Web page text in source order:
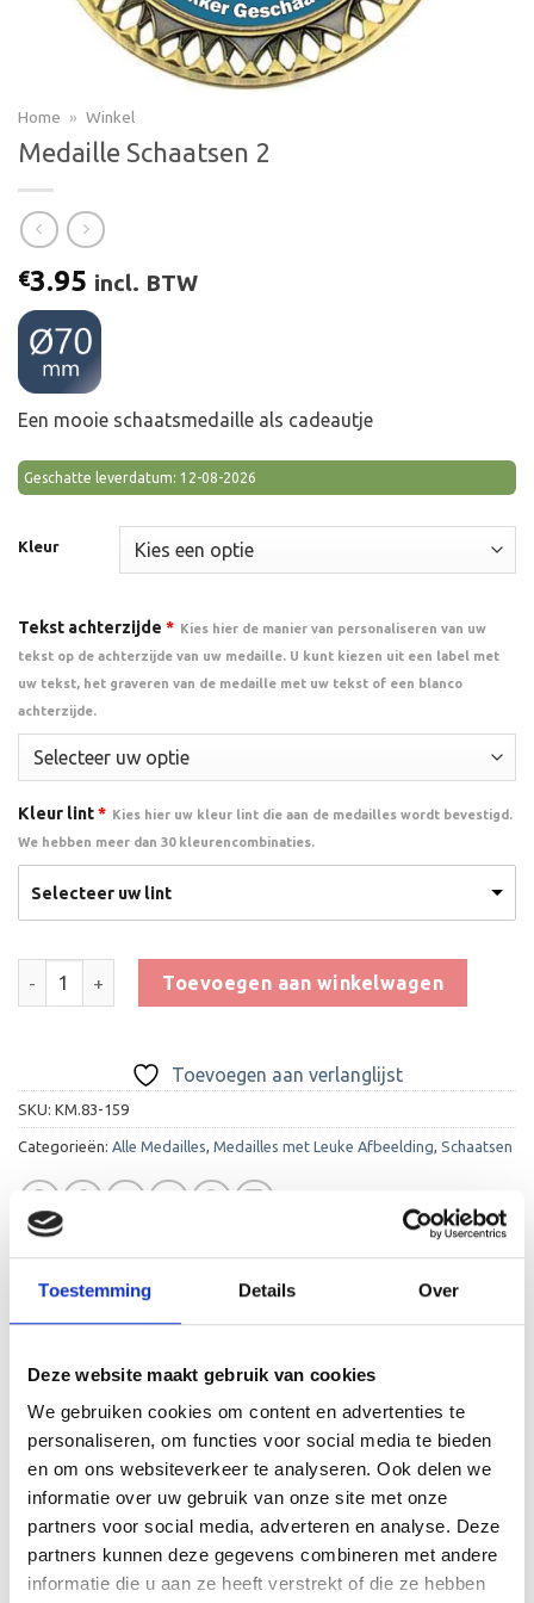
Toestemming Details Over
Deze website maakt gebruik van cookies
We gebruiken cookies om content en advertenties te
personaliseren, om functies voor social media te bieden
en om ons websiteverkeer te analyseren. Ook delen we
informatie over uw gebruik van onze site met onze
partners voor social media, adverteren en analyse. Deze
partners kunnen deze gegevens combineren met andere
informatie die u aan ze heeft verstrekt of die ze hebben
Home » Winkel
Medaille Schaatsen 2
€3.95 incl. BTW
Een mooie schaatsmedaille als cadeautje
Geschatte leverdatum: 12-08-2026
Kleur
Tekst achterzijde * Kies hier de manier van personaliseren van uw
tekst op de achterzijde van uw medaille. U kunt kiezen uit een label met
uw tekst, het graveren van de medaille met uw tekst of een blanco
achterzijde.
Kleur lint* Kies hier uw kleur lint die aan de medailles wordt bevestigd.
We hebben meer dan 30 kleurencombinaties.
Selecteer uw lint
Medaille Schaatsen 2 aantal
Toevoegen aan winkelwagen
Toevoegen aan verlanglijst
SKU: KM.83-159
Categorieën: Alle Medailles, Medailles met Leuke Afbeelding, Schaatsen
AANVULLENDE INFORMATIE
BEOORDELINGEN (0)
Een hartstikke leuke medaille die wordt geleverd met
gratis gravure op de achterkant van de medaille en een
gratis lint. De medaille wordt kant-en-klaar aangeleverd
en kan meteen uitgereikt worden. De tekst wordt op de